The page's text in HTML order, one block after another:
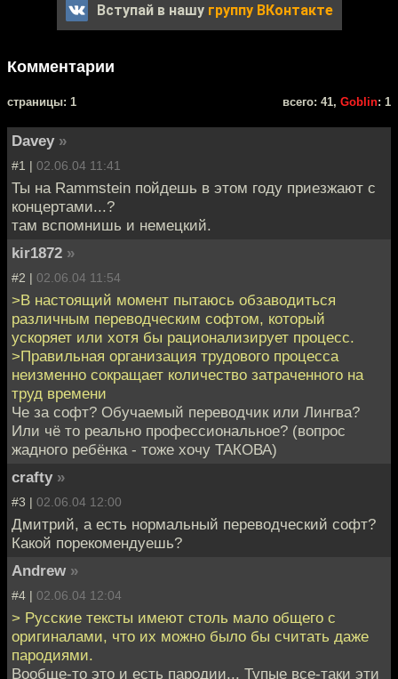
Вступай в нашу группу ВКонтакте
Комментарии
cтраницы: 1 всего: 41, Goblin: 1
Davey »
#1 | 02.06.04 11:41
Ты на Rammstein пойдешь в этом году приезжают с
концертами...?
там вспомнишь и немецкий.
kir1872 »
#2 | 02.06.04 11:54
>В настоящий момент пытаюсь обзаводиться
различным переводческим софтом, который
ускоряет или хотя бы рационализирует процесс.
>Правильная организация трудового процесса
неизменно сокращает количество затраченного на
труд времени
Че за софт? Обучаемый переводчик или Лингва?
Или чё то реально профессиональное? (вопрос
жадного ребёнка - тоже хочу ТАКОВА)
crafty »
#3 | 02.06.04 12:00
Дмитрий, а есть нормальный переводческий софт?
Какой порекомендуешь?
Andrew »
#4 | 02.06.04 12:04
> Русские тексты имеют столь мало общего с
оригиналами, что их можно было бы считать даже
пародиями.
Вообще-то это и есть пародии... Тупые все-таки эти